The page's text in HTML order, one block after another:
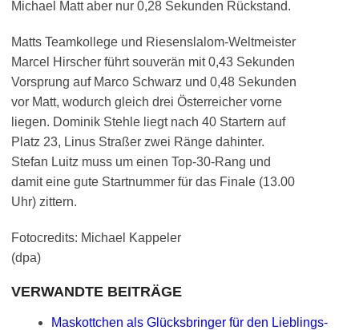
Michael Matt aber nur 0,28 Sekunden Rückstand.
Matts Teamkollege und Riesenslalom-Weltmeister
Marcel Hirscher führt souverän mit 0,43 Sekunden
Vorsprung auf Marco Schwarz und 0,48 Sekunden
vor Matt, wodurch gleich drei Österreicher vorne
liegen. Dominik Stehle liegt nach 40 Startern auf
Platz 23, Linus Straßer zwei Ränge dahinter.
Stefan Luitz muss um einen Top-30-Rang und
damit eine gute Startnummer für das Finale (13.00
Uhr) zittern.
Fotocredits: Michael Kappeler
(dpa)
VERWANDTE BEITRÄGE
Maskottchen als Glücksbringer für den Lieblings-